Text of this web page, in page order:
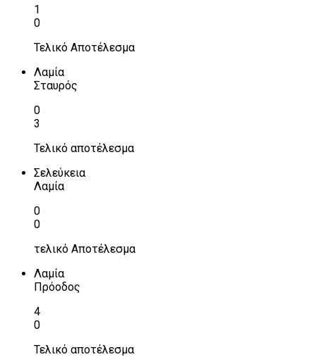
1
0
Τελικό Αποτέλεσμα
Λαμία
Σταυρός
0
3
Τελικό αποτέλεσμα
Σελεύκεια
Λαμία
0
0
τελικό Αποτέλεσμα
Λαμία
Πρόοδος
4
0
Τελικό αποτέλεσμα